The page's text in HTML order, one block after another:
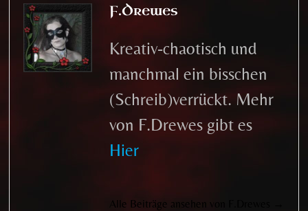
F.Drewes
Kreativ-chaotisch und
manchmal ein bisschen
(Schreib)verrückt. Mehr
von F.Drewes gibt es
Hier
Alle Beiträge ansehen von F.Drewes →